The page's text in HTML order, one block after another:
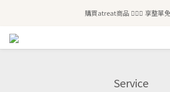
全站滿$2,500免運｜6/30前 含新品滿
購買atreat商品 💆🏻‍♀️ 享整單
Service